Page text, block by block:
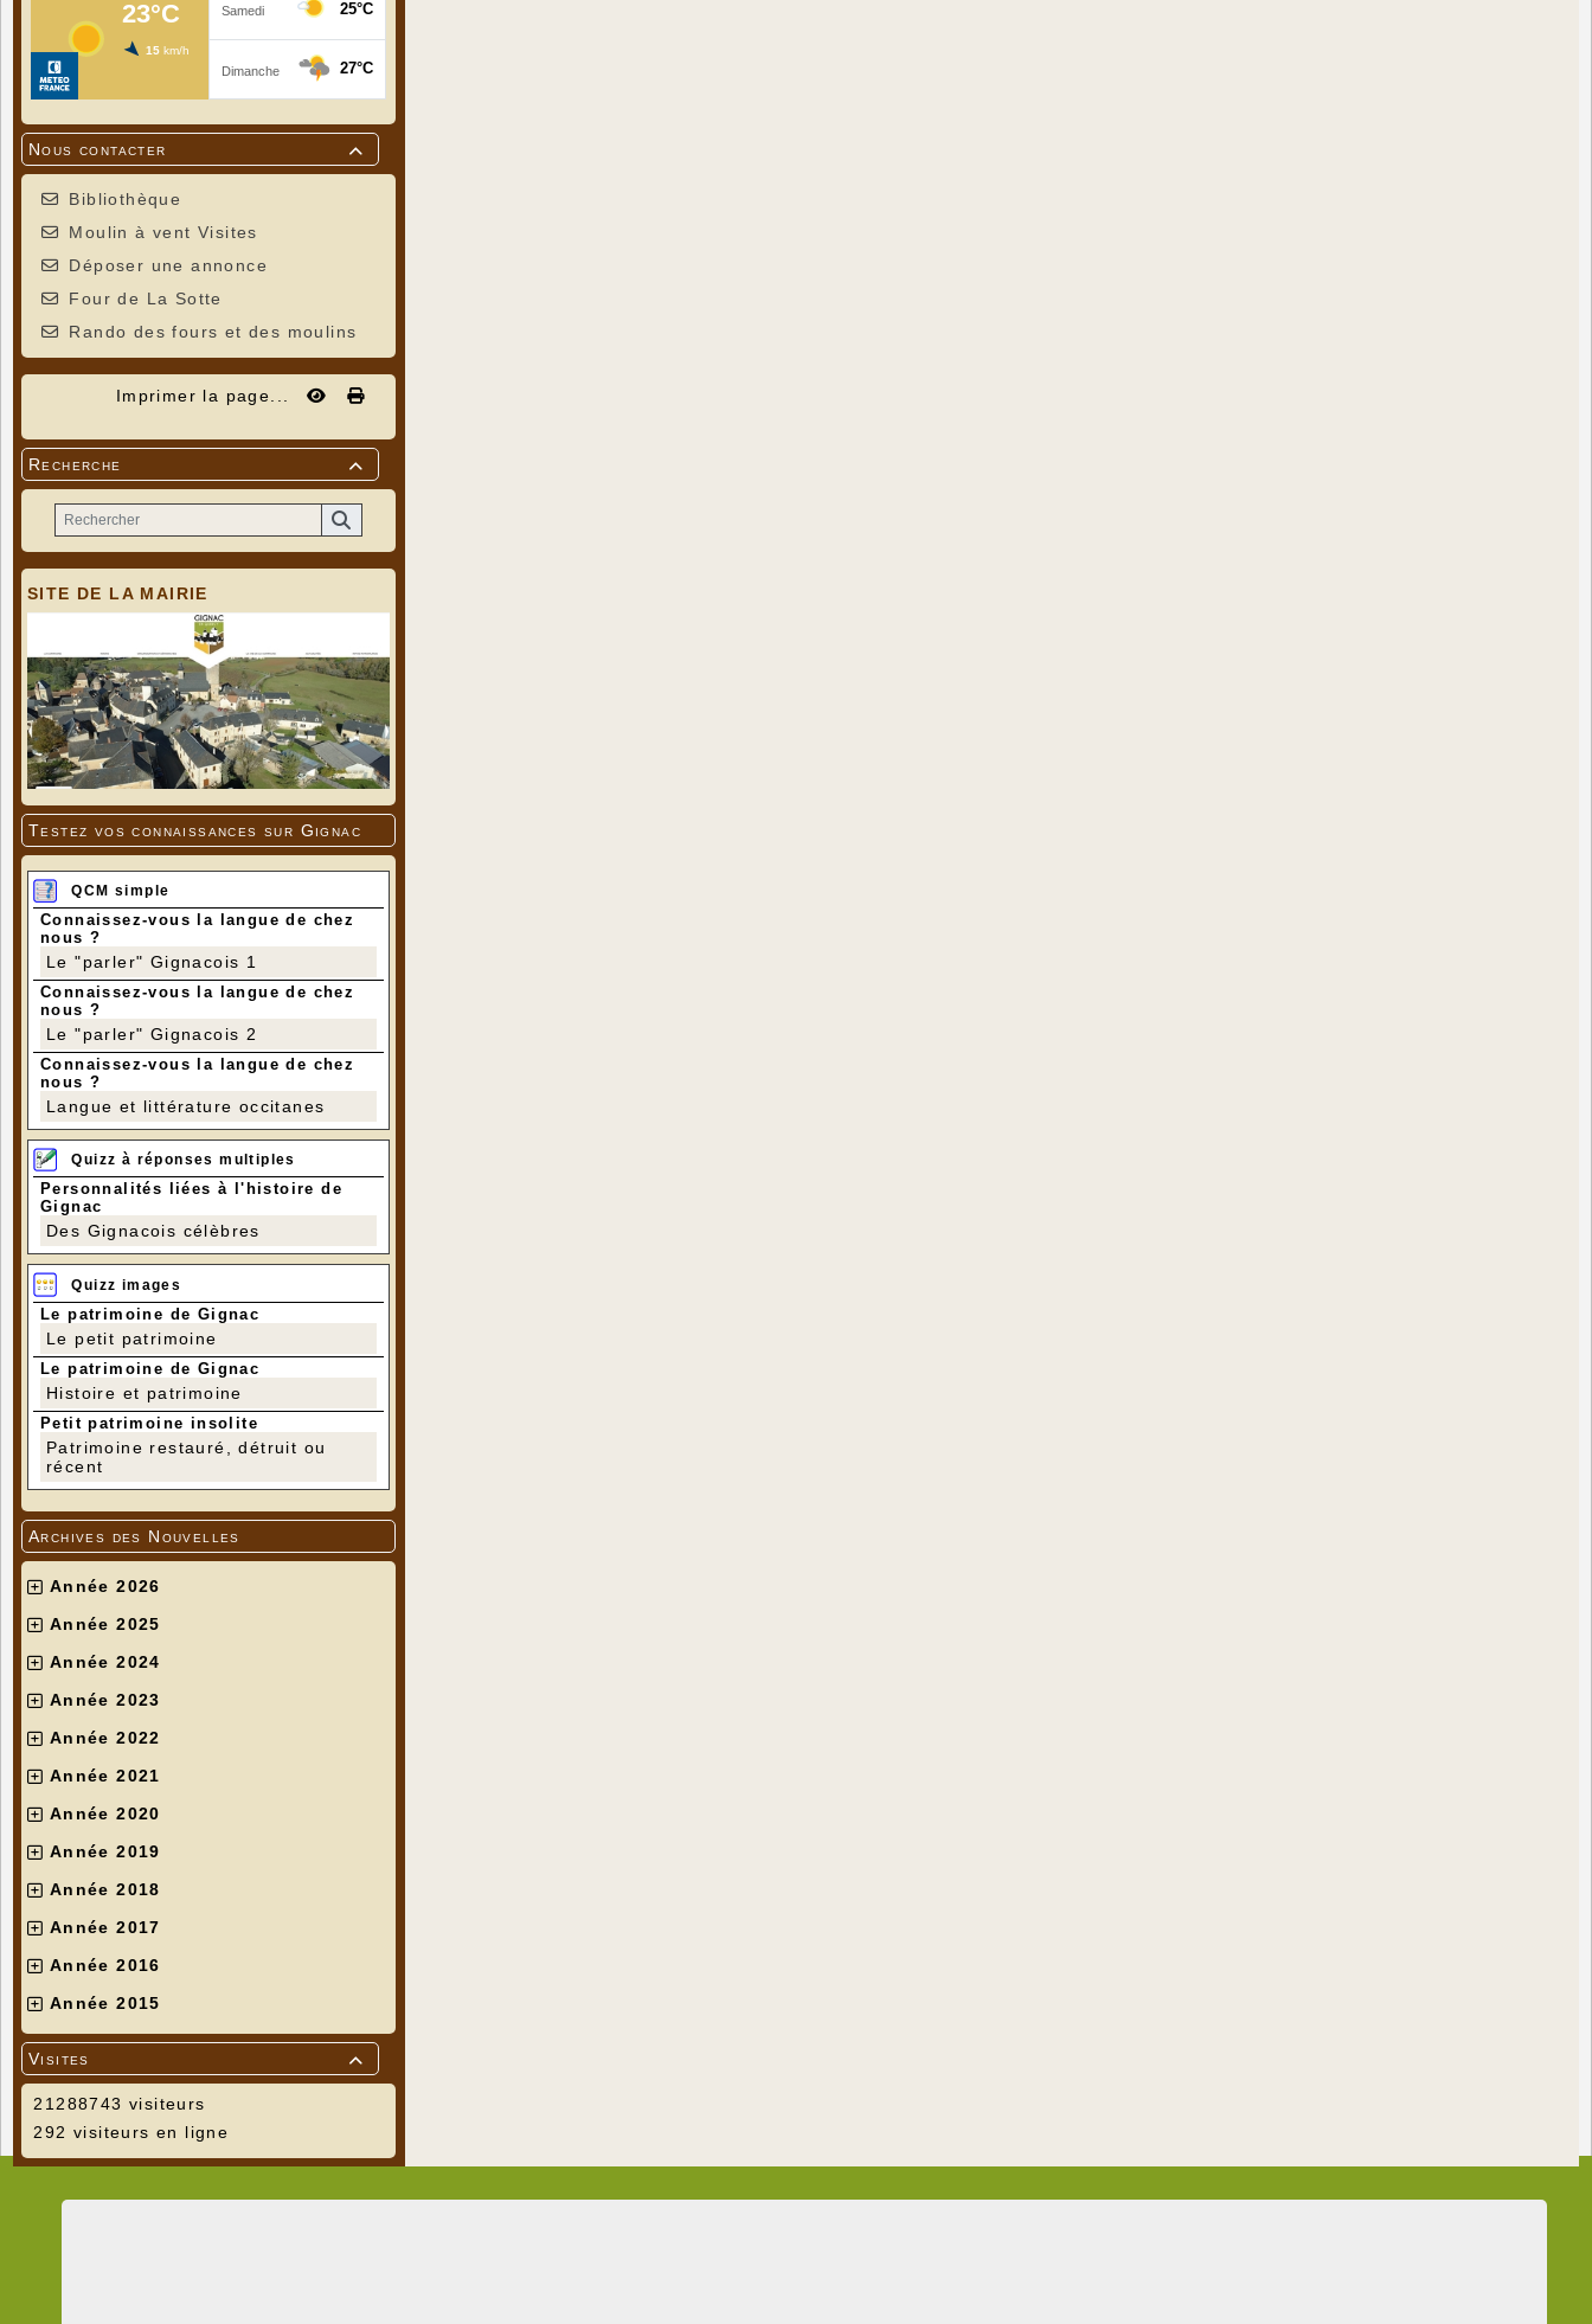

Nous contacter
Bibliothèque
Moulin à vent Visites
Déposer une annonce
Four de La Sotte
Rando des fours et des moulins
Imprimer la page...

Recherche
SITE DE LA MAIRIE
Testez vos connaissances sur Gignac
QCM simple
Connaissez-vous la langue de chez
nous ?
Le "parler" Gignacois 1
Connaissez-vous la langue de chez
nous ?
Le "parler" Gignacois 2
Connaissez-vous la langue de chez
nous ?
Langue et littérature occitanes
Quizz à réponses multiples
Personnalités liées à l'histoire de
Gignac
Des Gignacois célèbres
Quizz images
Le patrimoine de Gignac
Le petit patrimoine
Le patrimoine de Gignac
Histoire et patrimoine
Petit patrimoine insolite
Patrimoine restauré, détruit ou
récent
Archives des Nouvelles
Année 2026
Année 2025
Année 2024
Année 2023
Année 2022
Année 2021
Année 2020
Année 2019
Année 2018
Année 2017
Année 2016
Année 2015

Visites
21288743 visiteurs
292 visiteurs en ligne